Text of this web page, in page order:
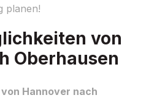
planen!
von
Oberhausen
Hannover nach